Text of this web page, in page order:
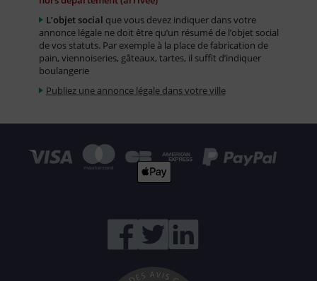
L’objet social que vous devez indiquer dans votre
annonce légale ne doit être qu’un résumé de l’objet social
de vos statuts. Par exemple à la place de fabrication de
pain, viennoiseries, gâteaux, tartes, il suffit d’indiquer
boulangerie
Publiez une annonce légale dans votre ville